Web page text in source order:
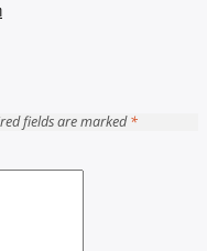
fields are marked*